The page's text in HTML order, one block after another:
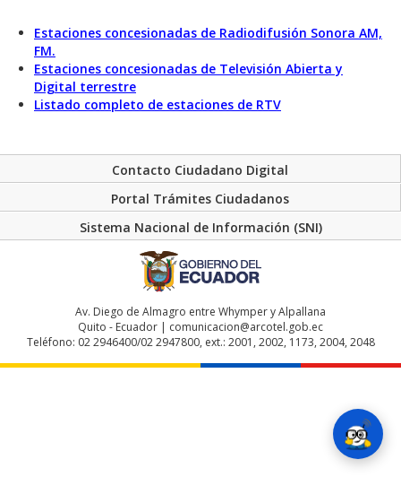
Estaciones concesionadas de Radiodifusión Sonora AM,
FM.
Estaciones concesionadas de Televisión Abierta y
Digital terrestre
Listado completo de estaciones de RTV
Contacto Ciudadano Digital
Portal Trámites Ciudadanos
Sistema Nacional de Información (SNI)
Av. Diego de Almagro entre Whymper y Alpallana
Quito - Ecuador | comunicacion@arcotel.gob.ec
Teléfono: 02 2946400/02 2947800, ext.: 2001, 2002, 1173, 2004, 2048